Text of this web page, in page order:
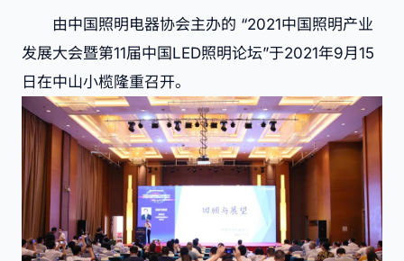
由中国照明电器协会主办的 “2021中国照明产业
发展大会暨第11届中国LED照明论坛”于2021年9月15
日在中山小榄隆重召开。